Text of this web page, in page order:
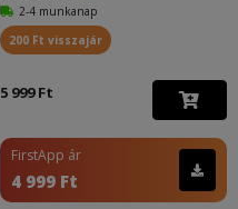
2-4 munkanap
200 Ft visszajár
5 999 Ft
FirstApp ár
4 999 Ft